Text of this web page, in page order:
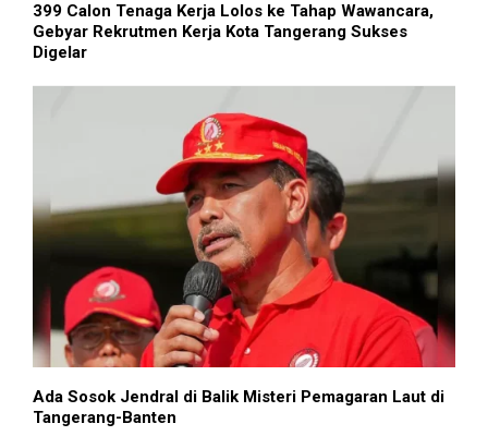
399 Calon Tenaga Kerja Lolos ke Tahap Wawancara,
Gebyar Rekrutmen Kerja Kota Tangerang Sukses
Digelar
Ada Sosok Jendral di Balik Misteri Pemagaran Laut di
Tangerang-Banten